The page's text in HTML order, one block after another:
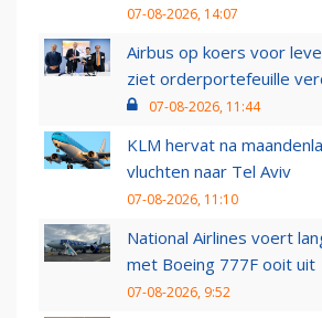
07-08-2026, 14:07
Airbus op koers voor
ziet orderportefeuille
07-08-2026, 11:44
KLM hervat na
vluchten naar Tel Aviv
07-08-2026, 11:10
National Airlines voert
met Boeing 777F ooit uit
07-08-2026, 9:52